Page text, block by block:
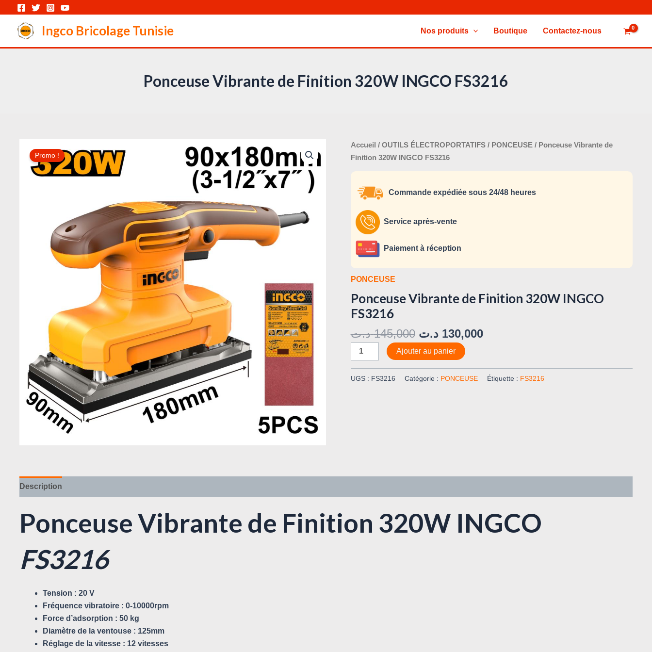
contenu
Ingco Bricolage Tunisie Nos produits Boutique Contactez-nous
Ponceuse Vibrante de Finition 320W INGCO FS3216
Promo !
Accueil / OUTILS ÉLECTROPORTATIFS/ PONCEUSE/ Ponceuse Vibrante de
Finition 320W INGCO FS3216
Commande expédiée sous 24/48 heures
Service après-vente
Paiement à réception
PONCEUSE
Ponceuse Vibrante de Finition 320W INGCO
FS3216
145,000 د.ت
Le
prix
145,000 د.ت.
130,000 د.ت
Le
quantité
de
de
320W
INGCO
FS3216
Ajouter au panier
UGS : FS3216 Catégorie : PONCEUSE Étiquette : FS3216
Description
Ponceuse Vibrante de Finition 320W INGCO
FS3216
Tension : 20 V
Fréquence vibratoire : 0-10000rpm
Force d’adsorption : 50 kg
Diamètre de la ventouse : 125mm
Réglage de la vitesse : 12 vitesses